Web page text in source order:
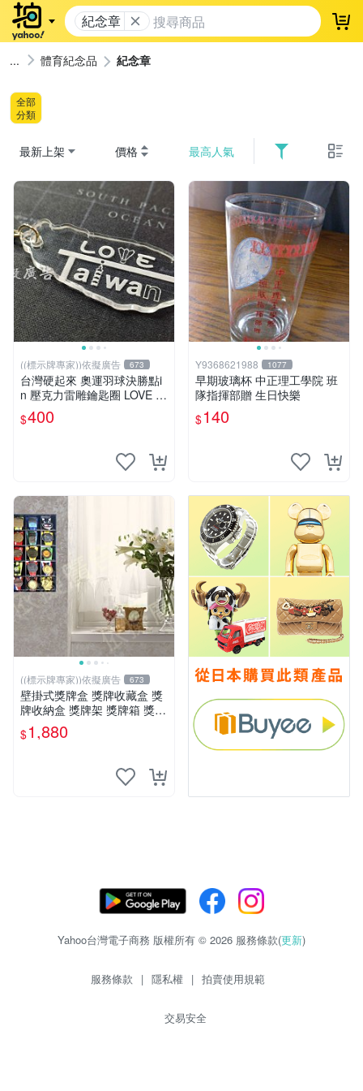
紀念章 登
體育紀念品 紀念章
全部
分類
最新上架 價格 最高人氣
((標示牌專家))依擬廣告 673
台灣硬起來 奧運羽球決勝點i
n 壓克力雷雕鑰匙圈 LOVE IN
TAIWAN愛在台灣奧運紀念品
$400
Y9368621988 1077
早期玻璃杯 中正理工學院 班
隊指揮部贈 生日快樂
$140
((標示牌專家))依擬廣告 673
壁掛式獎牌盒 獎牌收藏盒 獎
牌收納盒 獎牌架 獎牌箱 獎牌
蒐集 獎牌展示
$1,880
Yahoo台灣電子商務 版權所有 © 2026 服務條款(更新)
服務條款 | 隱私權 | 拍賣使用規範
交易安全